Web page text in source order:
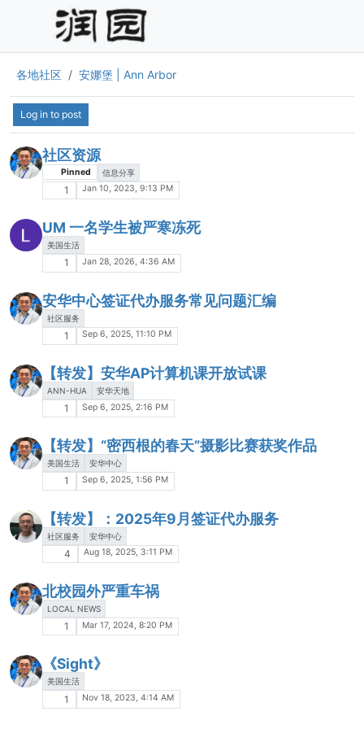
各地社区 安娜堡 | Ann Arbor
Log in to post
社区资源
Pinned 信息分享
1 Jan 10, 2023, 9:13 PM
UM 一名学生被严寒冻死
美国生活
1 Jan 28, 2026, 4:36 AM
安华中心签证代办服务常见问题汇编
社区服务
1 Sep 6, 2025, 11:10 PM
【转发】安华AP计算机课开放试课
ANN-HUA 安华天地
1 Sep 6, 2025, 2:16 PM
【转发】“密西根的春天”摄影比赛获奖作品
美国生活 安华中心
1 Sep 6, 2025, 1:56 PM
【转发】：2025年9月签证代办服务
社区服务 安华中心
4 Aug 18, 2025, 3:11 PM
北校园外严重车祸
LOCAL NEWS
1 Mar 17, 2024, 8:20 PM
《Sight》
美国生活
1 Nov 18, 2023, 4:14 AM